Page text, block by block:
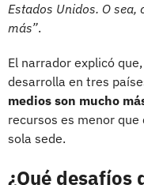
Estados Unidos. O sea,
más”.
El narrador explicó
desarrolla en tres
medios son mucho
recursos es menor
sola sede.
¿Qué desafíos